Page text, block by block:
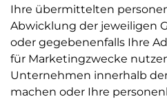
Ihre übermittelten
Abwicklung der jeweiligen
oder gegebenenfalls Ihre
für Marketingzwecke
Unternehmen innerhalb
machen oder Ihre